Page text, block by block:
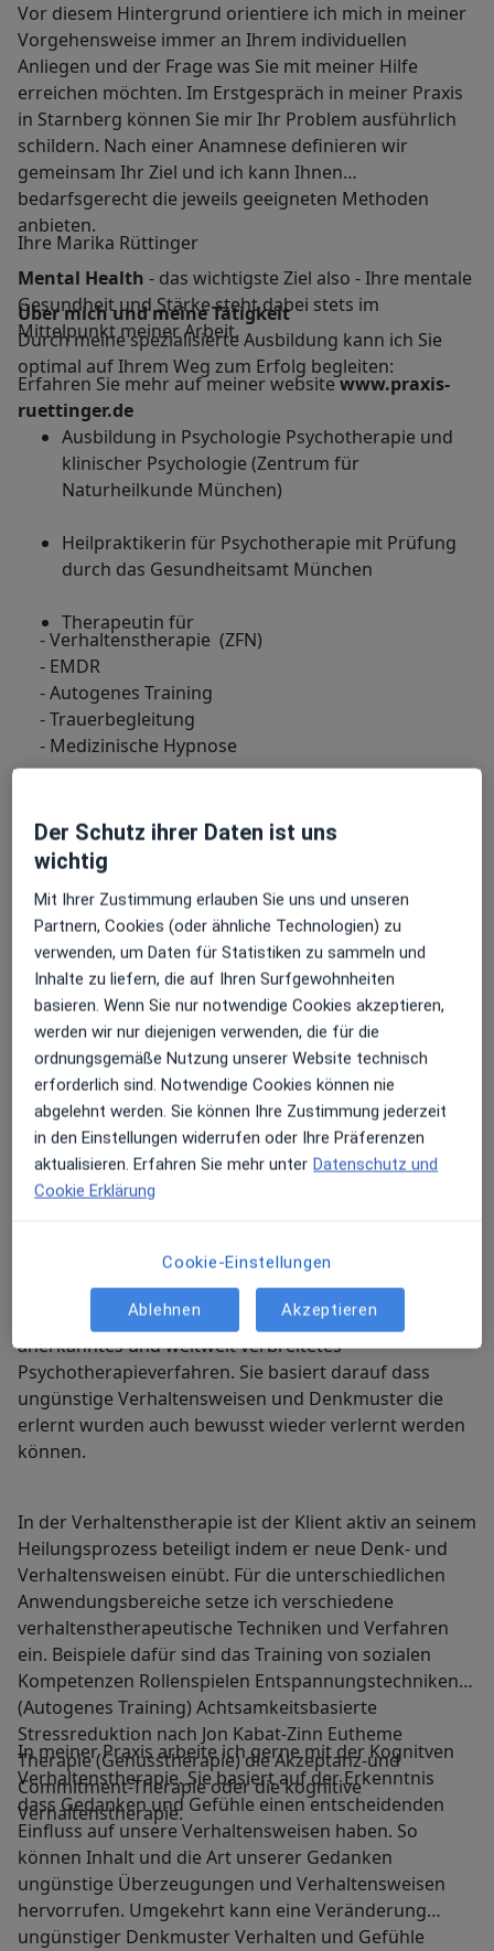
Vor diesem Hintergrund orientiere ich mich in meiner
Vorgehensweise immer an Ihrem individuellen
Anliegen und der Frage was Sie mit meiner Hilfe
erreichen möchten. Im Erstgespräch in meiner Praxis
in Starnberg können Sie mir Ihr Problem ausführlich
schildern. Nach einer Anamnese definieren wir
gemeinsam Ihr Ziel und ich kann Ihnen
bedarfsgerecht die jeweils geeigneten Methoden
anbieten.
Mental Health - das wichtigste Ziel also - Ihre mentale
Gesundheit und Stärke steht dabei stets im
Mittelpunkt meiner Arbeit.
Erfahren Sie mehr auf meiner websitewww.praxis-
ruettinger.de
Ihre Marika Rüttinger
Über mich und meine Tätigkeit
Durch meine spezialisierte Ausbildung kann ich Sie
optimal auf Ihrem Weg zum Erfolg begleiten:
Ausbildung in Psychologie Psychotherapie und
klinischer Psychologie (Zentrum für
Naturheilkunde München)
Heilpraktikerin für Psychotherapie mit Prüfung
durch das Gesundheitsamt München
Therapeutin für
- Verhaltenstherapie (ZFN)
- EMDR
- Autogenes Training
- Trauerbegleitung
- Medizinische Hypnose
zertifizierte Hypnotiseurin (Master)
Personal Trainer/Coach
Regelmäßige Supervisionen und Fortbildungen
Meine Behandlungs­schwerpunkte
Gerne zeige ich Heilpraktikerin für Psychotherapie
Marika Rüttinger Ihnen alternative Wege auf. Denn
Hilfe annehmen und zulassen zu können ist kein
Zeichen von Schwäche sondern von Stärke! Ich
unerstütze Sie gerne in schwierigen Lebensphasen
wenn Sie unter Erschöpfung Unruhe oder Ängsten
Starnberg heißt Sie herzlich willkommen! Meine
Behandlungsschwerpunkte liegen in den Bereichen
Verhaltenstherapie Hypnosetherapie/-coaching
Autogenes Training und EMDR.
Verhaltenstherapie
Die Verhaltenstherapie ist ein wissenschaftlich
anerkanntes und weltweit verbreitetes
Psychotherapieverfahren. Sie basiert darauf dass
ungünstige Verhaltensweisen und Denkmuster die
erlernt wurden auch bewusst wieder verlernt werden
können.
In der Verhaltenstherapie ist der Klient aktiv an seinem
Heilungsprozess beteiligt indem er neue Denk- und
Verhaltensweisen einübt. Für die unterschiedlichen
Anwendungsbereiche setze ich verschiedene
verhaltenstherapeutische Techniken und Verfahren
ein. Beispiele dafür sind das Training von sozialen
Kompetenzen Rollenspielen Entspannungstechniken
(Autogenes Training) Achtsamkeitsbasierte
Stressreduktion nach Jon Kabat-Zinn Eutheme
Therapie (Genusstherapie) die Akzeptanz-und
Commitment-Therapie oder die kognitive
Verhaltenstherapie.
In meiner Praxis arbeite ich gerne mit der Kognitven
Verhaltenstherapie. Sie basiert auf der Erkenntnis
dass Gedanken und Gefühle einen entscheidenden
Einfluss auf unsere Verhaltensweisen haben. So
können Inhalt und die Art unserer Gedanken
ungünstige Überzeugungen und Verhaltensweisen
hervorrufen. Umgekehrt kann eine Veränderung
ungünstiger Denkmuster Verhalten und Gefühle
Der Schutz ihrer Daten ist uns
wichtig
Mit Ihrer Zustimmung erlauben Sie uns und unseren
Partnern, Cookies (oder ähnliche Technologien) zu
verwenden, um Daten für Statistiken zu sammeln und
Inhalte zu liefern, die auf Ihren Surfgewohnheiten
basieren. Wenn Sie nur notwendige Cookies akzeptieren,
werden wir nur diejenigen verwenden, die für die
ordnungsgemäße Nutzung unserer Website technisch
erforderlich sind. Notwendige Cookies können nie
abgelehnt werden. Sie können Ihre Zustimmung jederzeit
in den Einstellungen widerrufen oder Ihre Präferenzen
aktualisieren. Erfahren Sie mehr unter Datenschutz und
Cookie Erklärung
Cookie-Einstellungen
Ablehnen Akzeptieren